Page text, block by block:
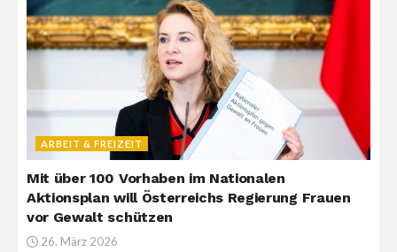
ARBEIT & FREIZEIT
Mit über 100 Vorhaben im Nationalen
Aktionsplan will Österreichs Regierung Frauen
vor Gewalt schützen
26. März 2026